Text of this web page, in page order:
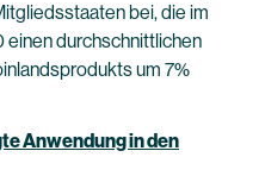
bei, die im
durchschnittlichen
um 7%
Anwendung in den